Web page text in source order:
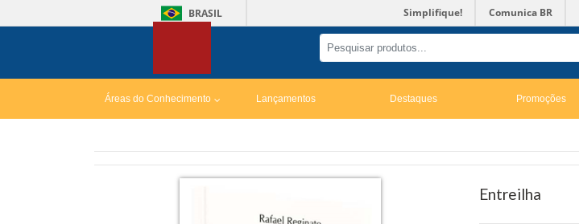
BRASIL Simplifique! Comunica BR
Áreas do Conhecimento Lançamentos Destaques Promoções
Entreilha